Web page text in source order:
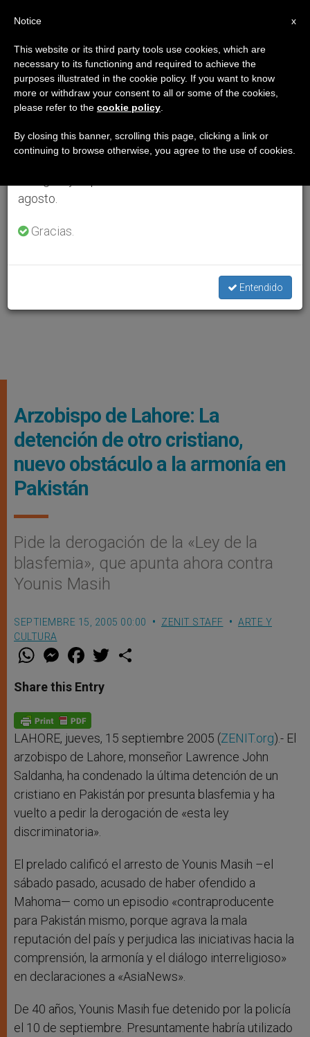
Arzobispo de Lahore: La
detención de otro cristiano,
nuevo obstáculo a la armonía en
Pakistán
Pide la derogación de la «Ley de la
blasfemia», que apunta ahora contra
Younis Masih
SEPTIEMBRE 15, 2005 00:00 ZENIT STAFF
ARTE Y
CULTURA
W
t
s
p
p
M
e
s
e
g
e
F
a
e
b
o
k
w
Share this Entry
LAHORE, jueves, 15 septiembre 2005 (ZENIT.org).- El
arzobispo de Lahore, monseñor Lawrence John
Saldanha, ha condenado la última detención de un
cristiano en Pakistán por presunta blasfemia y ha
vuelto a pedir la derogación de «esta ley
discriminatoria».
El prelado calificó el arresto de Younis Masih –el
sábado pasado, acusado de haber ofendido a
Mahoma— como un episodio «contraproducente
para Pakistán mismo, porque agrava la mala
reputación del país y perjudica las iniciativas hacia la
comprensión, la armonía y el diálogo interreligioso»
en declaraciones a «AsiaNews».
De 40 años, Younis Masih fue detenido por la policía
el 10 de septiembre. Presuntamente habría utilizado
×
Aviso importante
Del 27 de julio al 7 de agosto haremos la pausa
anual, aprovechando que en el periodo de verano
se generan menos informaciones y también el
agosto.
Gracias.
Entendido
x
Notice
This website or its third party tools use cookies, which are
necessary to its functioning and required to achieve the
purposes illustrated in the cookie policy. If you want to know
more or withdraw your consent to all or some of the cookies,
please refer to the cookie policy
By closing this banner, scrolling this page, clicking a link or
continuing to browse otherwise, you agree to the use of cookies.